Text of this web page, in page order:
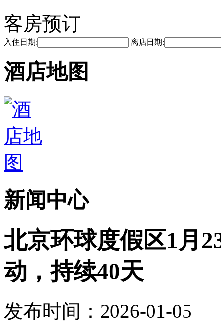
客房预订
入住日期: 离店日期:
酒店地图
新闻中心
北京环球度假区1月
动，持续40天
发布时间：2026-01-05